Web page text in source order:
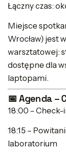
Łączny czas:
Miejsce
Wrocław) jest
warsztatowej:
dostępne dla
laptopami.
📅 Agenda –
18:00 –
18:15 –
laboratorium